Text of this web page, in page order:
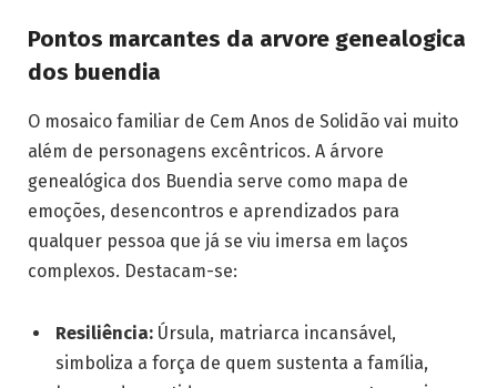
Pontos marcantes da arvore genealogica
dos buendia
O mosaico familiar de Cem Anos de Solidão vai muito
além de personagens excêntricos. A árvore
genealógica dos Buendia serve como mapa de
emoções, desencontros e aprendizados para
qualquer pessoa que já se viu imersa em laços
complexos. Destacam-se:
Resiliência: Úrsula, matriarca incansável,
simboliza a força de quem sustenta a família,